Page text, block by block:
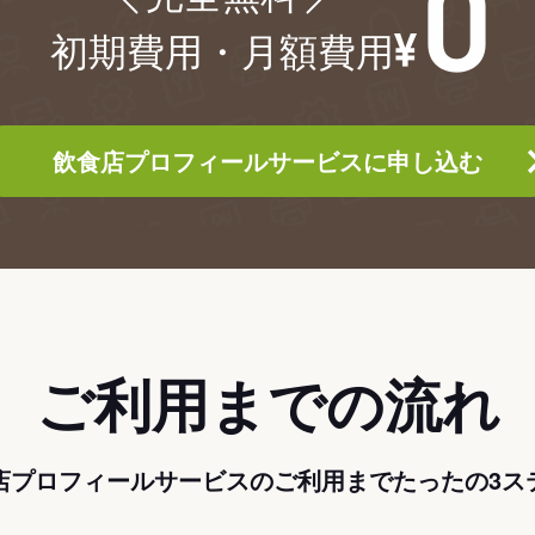
初期費用・月額費用
飲食店プロフィールサービスに申し込む
ご利用までの流れ
プロフィールサービスのご利用までたったの3ス